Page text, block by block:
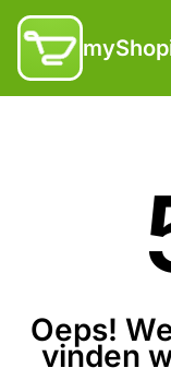
Oeps!
vinden